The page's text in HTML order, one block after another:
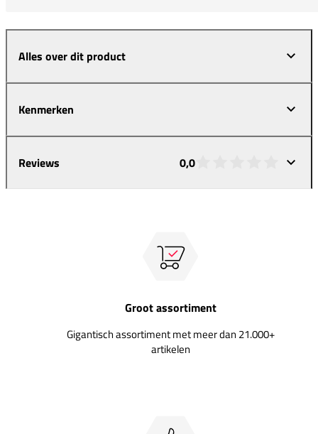
Alles over dit product
Kenmerken
Reviews 0,0
Groot assortiment
Gigantisch assortiment met meer dan 21.000+
artikelen